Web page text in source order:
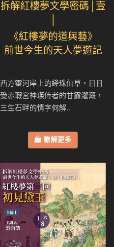
拆解紅樓夢文學密碼│壹
《紅樓夢的道與藝》
前世今生的天人夢遊記
西方靈河岸上的絳珠仙草，日日
受赤瑕宮神瑛侍者的甘露灌溉，
三生石畔的情字何解..
瞭解更多